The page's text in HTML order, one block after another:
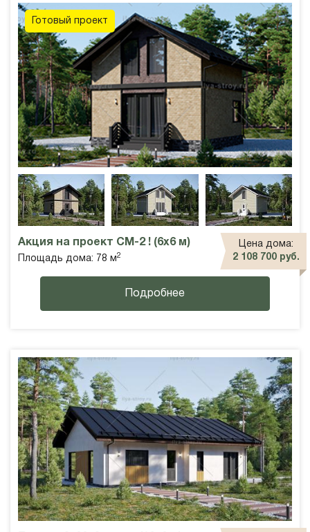
Готовый проект
Акция на проект СМ-2 ! (6х6 м)
Площадь дома: 78 м2
Цена дома:
2 108 700 руб.
Подробнее